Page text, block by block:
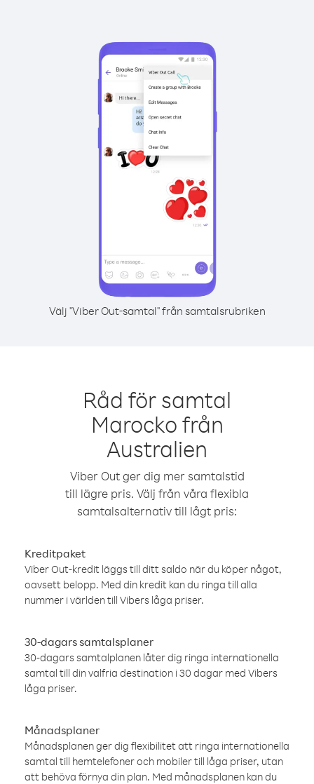
Välj "Viber Out-samtal" från samtalsrubriken
Råd för samtal
Marocko från
Australien
Viber Out ger dig mer samtalstid
till lägre pris. Välj från våra flexibla
samtalsalternativ till lågt pris:
Kreditpaket
Viber Out-kredit läggs till ditt saldo när du köper något,
oavsett belopp. Med din kredit kan du ringa till alla
nummer i världen till Vibers låga priser.
30-dagars samtalsplaner
30-dagars samtalplanen låter dig ringa internationella
samtal till din valfria destination i 30 dagar med Vibers
låga priser.
Månadsplaner
Månadsplanen ger dig flexibilitet att ringa internationella
samtal till hemtelefoner och mobiler till låga priser, utan
att behöva förnya din plan. Med månadsplanen kan du